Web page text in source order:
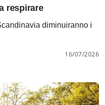
respirare
diminuiranno i
16/07/2026